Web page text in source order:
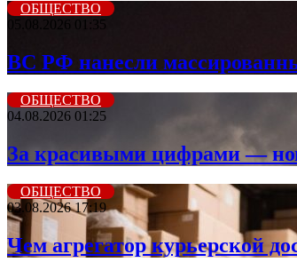
ОБЩЕСТВО
05.08.2026 01:35
ВС РФ нанесли
ОБЩЕСТВО
04.08.2026 01:25
За красивыми цифрами —
ОБЩЕСТВО
03.08.2026 17:19
Чем агрегатор курьерской